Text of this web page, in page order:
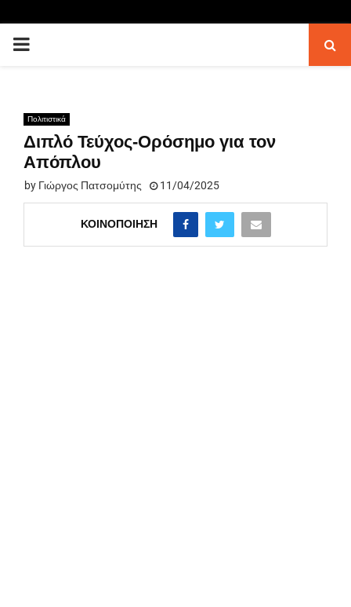
PRIMARY
Πολιτιστικά
Διπλό Τεύχος-Ορόσημο για τον
Απόπλου
by Γιώργος Πατσομύτης 11/04/2025
ΚΟΙΝΟΠΟΊΗΣΗ